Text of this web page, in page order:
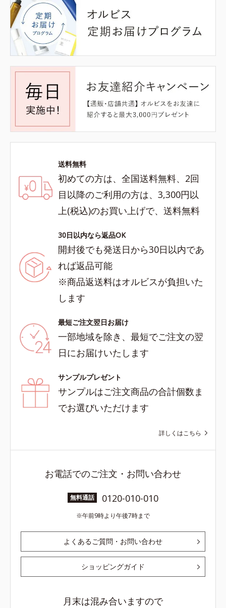
送料無料
初めての方は、全国送料無料、2回
目以降のご利用の方は、3,300円以
上(税込)のお買い上げで、送料無料
30日以内なら返品OK
開封後でも発送日から30日以内であ
れば返品可能
※商品返送料はオルビスが負担いた
します
最短ご注文翌日お届け
一部地域を除き、最短でご注文の翌
日にお届けいたします
サンプルプレゼント
サンプルはご注文商品の合計個数ま
でお選びいただけます
詳しくはこちら
お電話でのご注文・お問い合わせ
無料通話 0120-010-010
午前9時より午後7時まで
よくあるご質問・お問い合わせ
ショッピングガイド
月末は混み合いますので